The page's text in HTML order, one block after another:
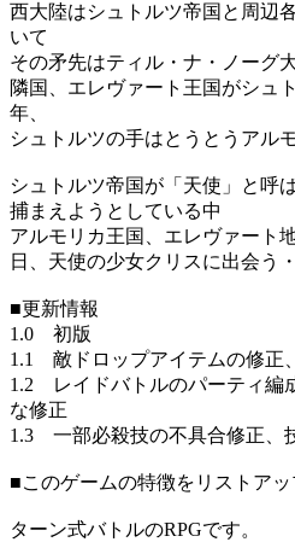
西大陸はシュトルツ帝国と周辺
いて
その矛先はティル・ナ・ノーグ
隣国、エレヴァート王国がシュ
年、
シュトルツの手はとうとうアル
シュトルツ帝国が「天使」と呼
捕まえようとしている中
アルモリカ王国、エレヴァート
日、天使の少女クリスに出会う
■更新情報
1.0 初版
1.1 敵ドロップアイテムの修正
1.2 レイドバトルのパーティ編
な修正
1.3 一部必殺技の不具合修正、
■このゲームの特徴をリストアッ
ターン式バトルのRPGです。